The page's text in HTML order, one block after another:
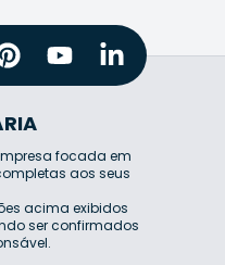
focada em
aos seus
acima exibidos
ser confirmados